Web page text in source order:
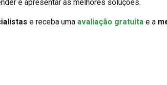
e apresentar as melhores soluções.
e receba uma avaliação gratuita e a